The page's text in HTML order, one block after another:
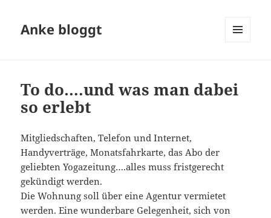
Anke bloggt
To do….und was man dabei
so erlebt
Mitgliedschaften, Telefon und Internet,
Handyverträge, Monatsfahrkarte, das Abo der
geliebten Yogazeitung….alles muss fristgerecht
gekündigt werden.
Die Wohnung soll über eine Agentur vermietet
werden. Eine wunderbare Gelegenheit, sich von